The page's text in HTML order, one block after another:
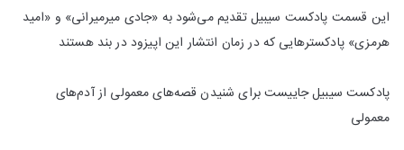
این قسمت پادکست سیبیل تقدیم می‌شود به «جادی میرمیرانی» و «امید
هرمزی» پادکسترهایی که در زمان انتشار این اپیزود در بند هستند
پادکست سیبیل جاییست برای شنیدن قصه‌های معمولی از آدم‌های
معمولی